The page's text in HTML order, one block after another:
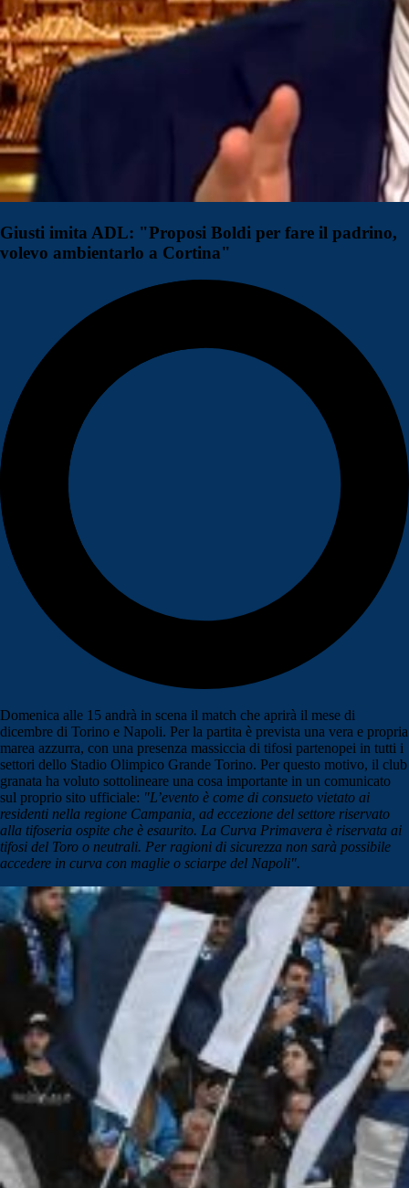
Giusti imita ADL: "Proposi Boldi per fare il padrino,
volevo ambientarlo a Cortina"
Domenica alle 15 andrà in scena il match che aprirà il mese di
dicembre di Torino e Napoli. Per la partita è prevista una vera e propria
marea azzurra, con una presenza massiccia di tifosi partenopei in tutti i
settori dello Stadio Olimpico Grande Torino. Per questo motivo, il club
granata ha voluto sottolineare una cosa importante in un comunicato
sul proprio sito ufficiale: "L’evento è come di consueto vietato ai
residenti nella regione Campania, ad eccezione del settore riservato
alla tifoseria ospite che è esaurito. La Curva Primavera è riservata ai
tifosi del Toro o neutrali. Per ragioni di sicurezza non sarà possibile
accedere in curva con maglie o sciarpe del Napoli".